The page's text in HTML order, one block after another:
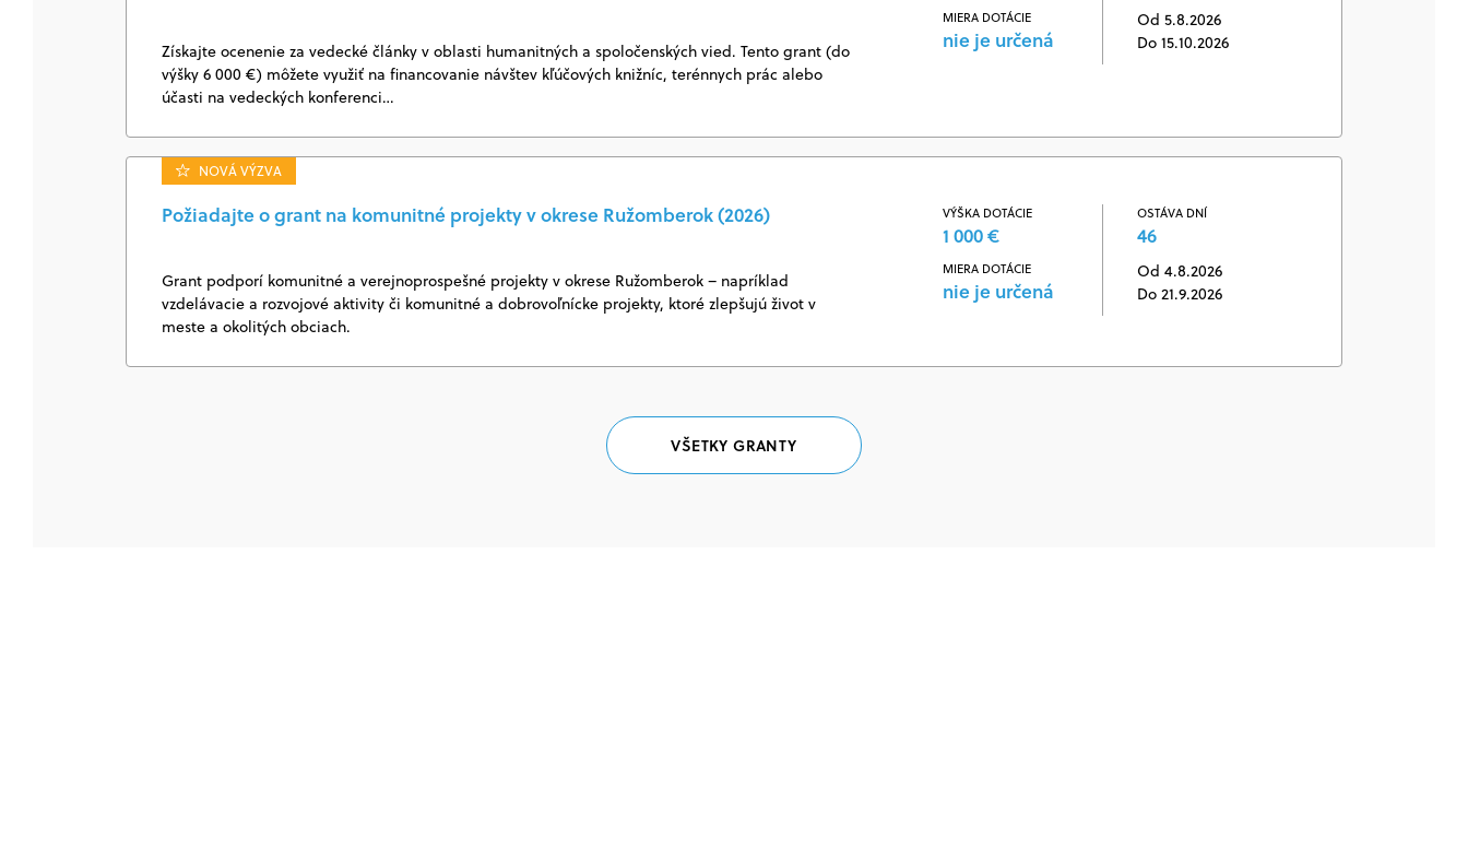
Získajte ocenenie za vedecké články v oblasti humanitných a spoločenských vied. Tento grant (do
výšky 6 000 €) môžete využiť na financovanie návštev kľúčových knižníc, terénnych prác alebo
účasti na vedeckých konferenci…
MIERA DOTÁCIE
nie je určená
Od 5.8.2026
Do 15.10.2026
NOVÁ VÝZVA
Požiadajte o grant na komunitné projekty v okrese Ružomberok (2026)
Grant podporí komunitné a verejnoprospešné projekty v okrese Ružomberok – napríklad
vzdelávacie a rozvojové aktivity či komunitné a dobrovoľnícke projekty, ktoré zlepšujú život v
meste a okolitých obciach.
VÝŠKA DOTÁCIE
1 000 €
MIERA DOTÁCIE
nie je určená
OSTÁVA DNÍ
46
Od 4.8.2026
Do 21.9.2026
VŠETKY GRANTY